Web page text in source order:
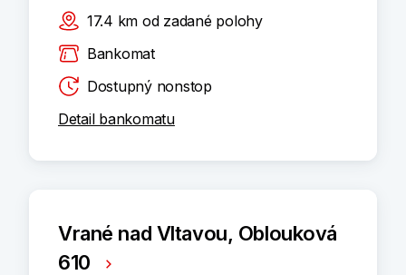
17.4 km od zadané polohy
Bankomat
Dostupný nonstop
Detail bankomatu
Vrané nad Vltavou, Oblouková
610